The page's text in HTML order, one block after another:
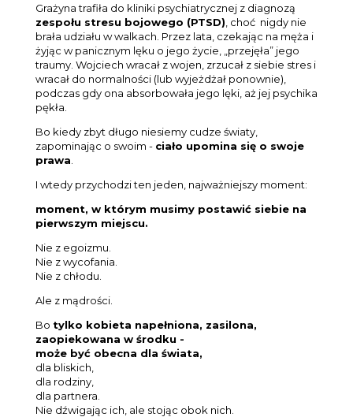
Grażyna trafiła do kliniki psychiatrycznej z diagnozą
zespołu stresu bojowego (PTSD) , choć nigdy nie
brała udziału w walkach. Przez lata, czekając na męża i
żyjąc w panicznym lęku o jego życie, „przejęła” jego
traumy. Wojciech wracał z wojen, zrzucał z siebie stres i
wracał do normalności (lub wyjeżdżał ponownie),
podczas gdy ona absorbowała jego lęki, aż jej psychika
pękła.
Bo kiedy zbyt długo niesiemy cudze światy,
zapominając o swoim - ciało upomina się o swoje
prawa
I wtedy przychodzi ten jeden, najważniejszy moment:
moment, w którym musimy postawić siebie na
pierwszym miejscu.
Nie z egoizmu.
Nie z wycofania.
Nie z chłodu.
Ale z mądrości.
Bo tylko kobieta napełniona, zasilona,
zaopiekowana w środku -
może być obecna dla świata,
dla bliskich,
dla rodziny,
dla partnera.
Nie dźwigając ich, ale stojąc obok nich.